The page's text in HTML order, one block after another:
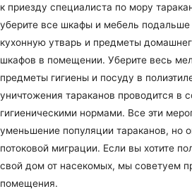
к приезду специалиста по мору
уберите все шкафы и мебель подальше
кухонную утварь и предметы
шкафов в помещении. Уберите весь
предметы гигиены и посуду в
уничтожения тараканов проводится в
гигиеническими нормами. Все эти
уменьшение популяции тараканов, но
потоковой миграции. Если вы хотите
свой дом от насекомых, мы советуем
помещения.